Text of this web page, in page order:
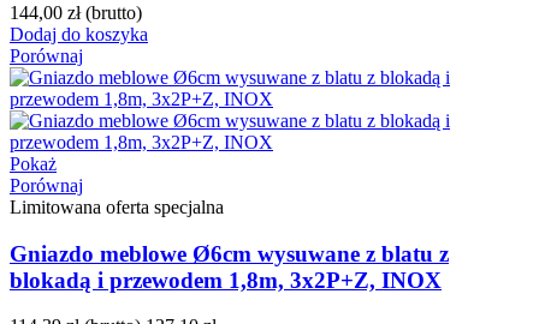
144,00 zł (brutto)
Dodaj do koszyka
Porównaj
Pokaż
Porównaj
Limitowana oferta specjalna
Gniazdo meblowe Ø6cm wysuwane z blatu z
blokadą i przewodem 1,8m, 3x2P+Z, INOX